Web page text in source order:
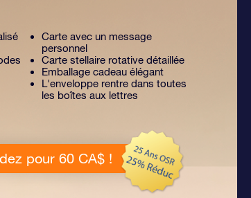
Carte avec un message
personnel
Carte stellaire rotative détaillée
Emballage cadeau élégant
L'enveloppe rentre dans toutes
les boîtes aux lettres
pour 60 CA$ !